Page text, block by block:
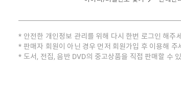
안전한 개인정보 관리를 위해 다시 한번 로그인 해주
판매자 회원이 아닌 경우 먼저 회원가입 후 이용해 주
도서, 전집, 음반 DVD의 중고상품을 직접 판매할 수